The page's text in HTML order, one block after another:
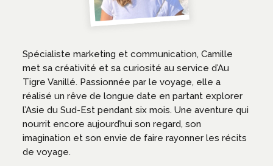
Spécialiste marketing et communication, Camille
met sa créativité et sa curiosité au service d’Au
Tigre Vanillé. Passionnée par le voyage, elle a
réalisé un rêve de longue date en partant explorer
l’Asie du Sud-Est pendant six mois. Une aventure qui
nourrit encore aujourd’hui son regard, son
imagination et son envie de faire rayonner les récits
de voyage.